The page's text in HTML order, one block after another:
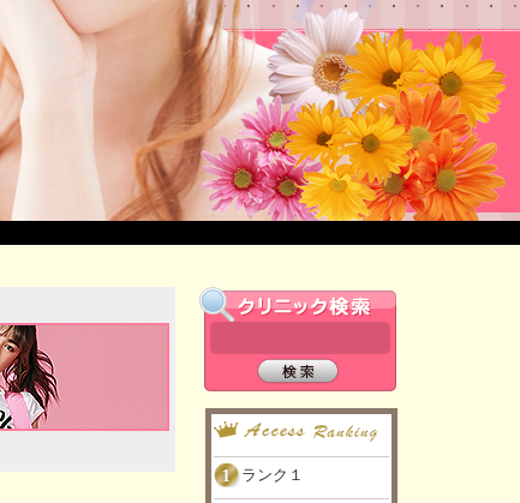
ランク１